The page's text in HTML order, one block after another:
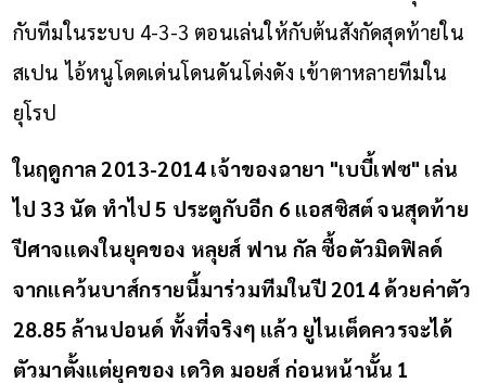
กับทีมในระบบ 4-3-3 ตอนเล่นให้กับต้นสังกัดสุดท้ายใน
สเปน ไอ้หนูโดดเด่นโดนดันโด่งดัง เข้าตาหลายทีมใน
ยุโรป
ในฤดูกาล 2013-2014 เจ้าของฉายา "เบบี้เฟซ" เล่น
ไป 33 นัด ทำไป 5 ประตูกับอีก 6 แอสซิสต์ จนสุดท้าย
ปีศาจแดงในยุคของ หลุยส์ ฟาน กัล ซื้อตัวมิดฟิลด์
จากแคว้นบาส์กรายนี้มาร่วมทีมในปี 2014 ด้วยค่าตัว
28.85 ล้านปอนด์ ทั้งที่จริงๆ แล้ว ยูไนเต็ดควรจะได้
ตัวมาตั้งแต่ยุคของ เดวิด มอยส์ ก่อนหน้านั้น 1